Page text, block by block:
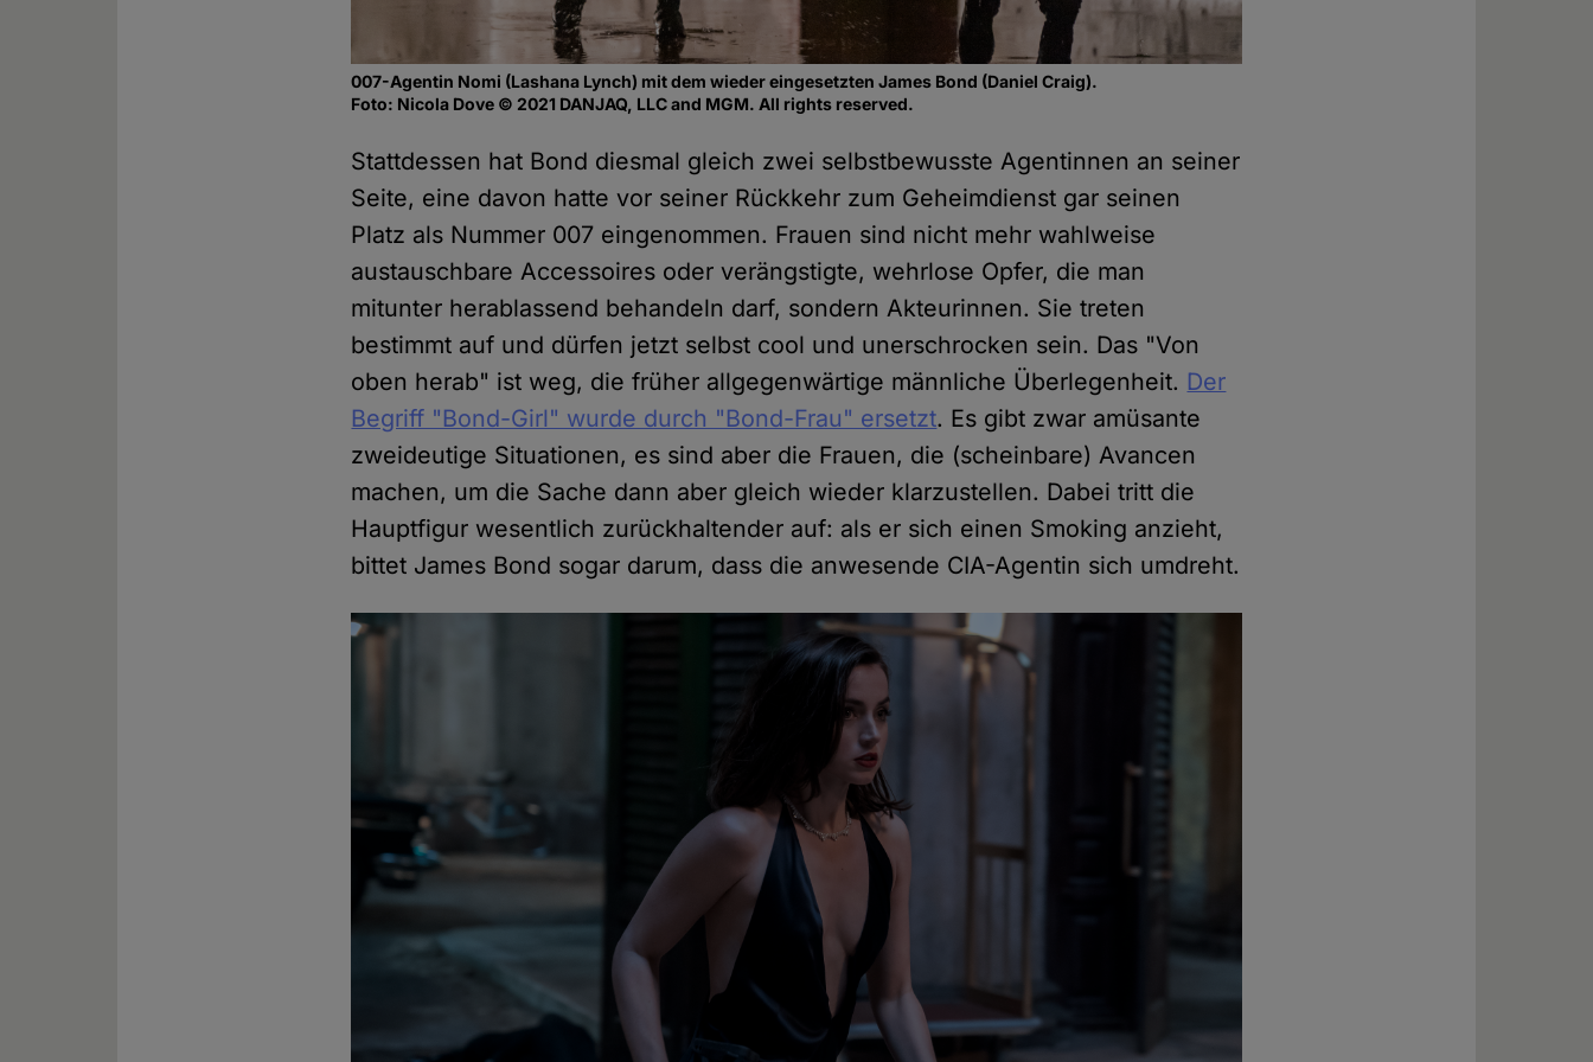
007-Agentin Nomi (Lashana Lynch) mit dem wieder eingesetzten James Bond (Daniel Craig).
Foto: Nicola Dove © 2021 DANJAQ, LLC and MGM. All rights reserved.
Stattdessen hat Bond diesmal gleich zwei selbstbewusste Agentinnen an seiner
Seite, eine davon hatte vor seiner Rückkehr zum Geheimdienst gar seinen
Platz als Nummer 007 eingenommen. Frauen sind nicht mehr wahlweise
austauschbare Accessoires oder verängstigte, wehrlose Opfer, die man
mitunter herablassend behandeln darf, sondern Akteurinnen. Sie treten
bestimmt auf und dürfen jetzt selbst cool und unerschrocken sein. Das "Von
oben herab" ist weg, die früher allgegenwärtige männliche Überlegenheit. Der
Begriff "Bond-Girl" wurde durch "Bond-Frau" ersetzt. Es gibt zwar amüsante
zweideutige Situationen, es sind aber die Frauen, die (scheinbare) Avancen
machen, um die Sache dann aber gleich wieder klarzustellen. Dabei tritt die
Hauptfigur wesentlich zurückhaltender auf: als er sich einen Smoking anzieht,
bittet James Bond sogar darum, dass die anwesende CIA-Agentin sich umdreht.